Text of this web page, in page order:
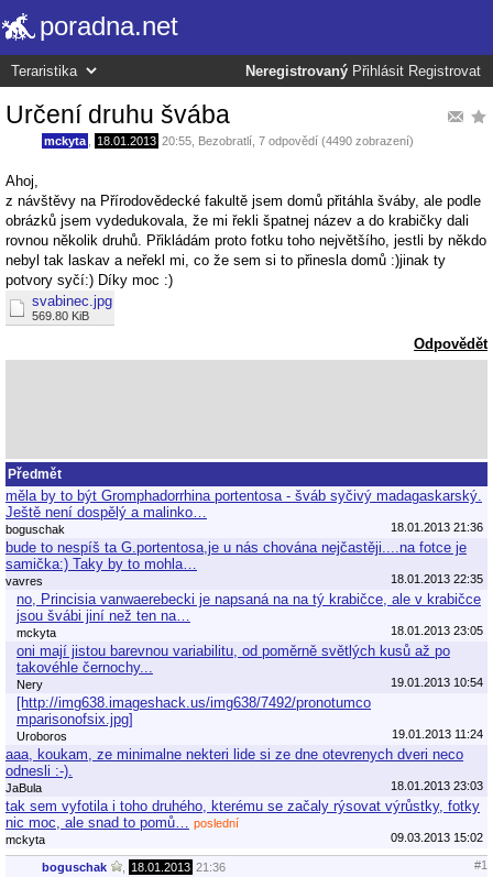
poradna.net
Neregistrovaný Přihlásit Registrovat
Určení druhu švába
mckyta 18.01.2013 20:55 Bezobratlí , 7 odpovědí (4490 zobrazení)
Ahoj,
z návštěvy na Přírodovědecké fakultě jsem domů přitáhla šváby, ale podle
obrázků jsem vydedukovala, že mi řekli špatnej název a do krabičky dali
rovnou několik druhů. Přikládám proto fotku toho největšího, jestli by někdo
nebyl tak laskav a neřekl mi, co že sem si to přinesla domů :)jinak ty
potvory syčí:) Díky moc :)
svabinec.jpg
569.80 KiB
Odpovědět
Předmět
měla by to být Gromphadorrhina portentosa - šváb syčivý madagaskarský.
Ještě není dospělý a malinko…
boguschak 18.01.2013 21:36
bude to nespíš ta G.portentosa,je u nás chována nejčastěji....na fotce je
samička:) Taky by to mohla…
vavres 18.01.2013 22:35
no, Princisia vanwaerebecki je napsaná na na tý krabičce, ale v krabičce
jsou švábi jiní než ten na…
mckyta 18.01.2013 23:05
oni mají jistou barevnou variabilitu, od poměrně světlých kusů až po
takovéhle černochy...
Nery 19.01.2013 10:54
[http://img638.imageshack.us/img638/7492/pronotumco
mparisonofsix.jpg]
Uroboros 19.01.2013 11:24
aaa, koukam, ze minimalne nekteri lide si ze dne otevrenych dveri neco
odnesli :-).
JaBula 18.01.2013 23:03
tak sem vyfotila i toho druhého, kterému se začaly rýsovat výrůstky, fotky
nic moc, ale snad to pomů…
poslední
mckyta
09.03.2013 15:02
boguschak 18.01.2013 21:36 #1